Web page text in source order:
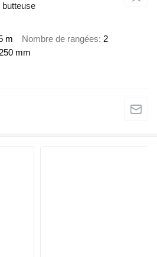
butteuse
m Nombre de rangées 2
mm